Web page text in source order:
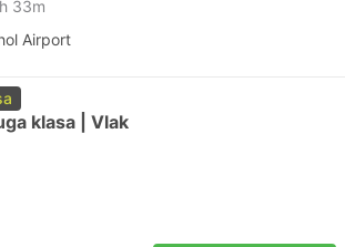
33m
Airport
klasa | Vlak